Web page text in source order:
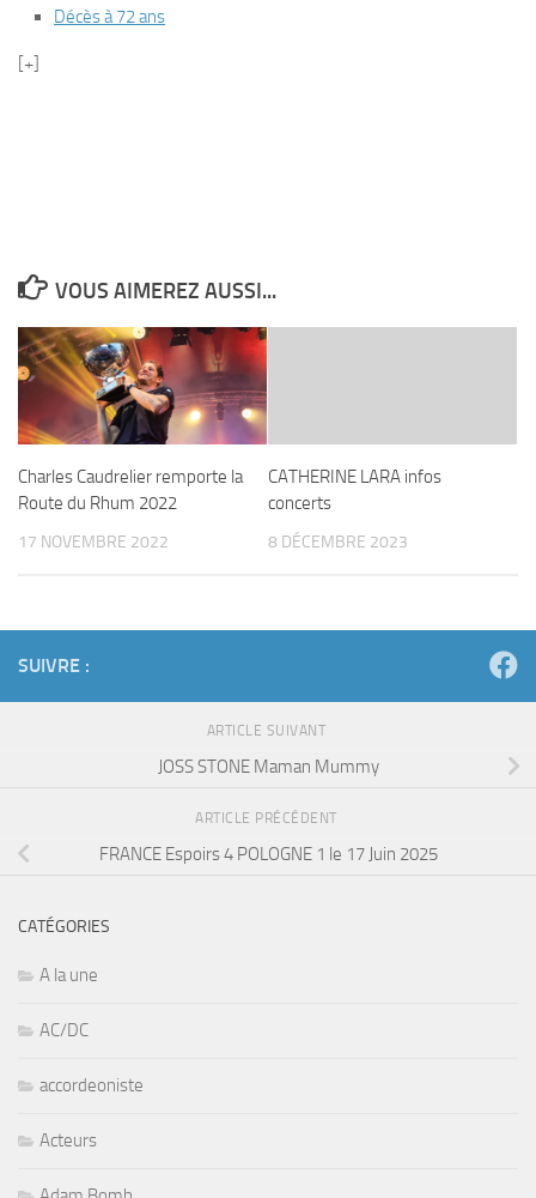
Décès à 72 ans
[+]
VOUS AIMEREZ AUSSI...
Charles Caudrelier remporte la
Route du Rhum 2022
17 NOVEMBRE 2022
CATHERINE LARA infos
concerts
8 DÉCEMBRE 2023
SUIVRE :
ARTICLE SUIVANT
JOSS STONE Maman Mummy
ARTICLE PRÉCÉDENT
FRANCE Espoirs 4 POLOGNE 1 le 17 Juin 2025
CATÉGORIES
A la une
AC/DC
accordeoniste
Acteurs